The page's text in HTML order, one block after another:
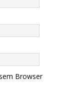
Browser